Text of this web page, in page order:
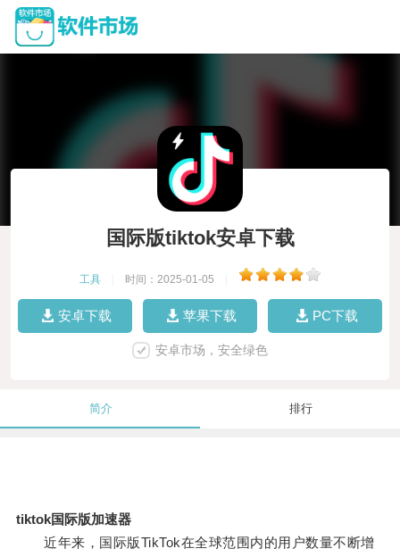
国际版tiktok安卓下载
工具 时间：2025-01-05
安卓下载 苹果下载 PC下载
安卓市场，安全绿色
简介 排行
tiktok国际版加速器
近年来，国际版TikTok在全球范围内的用户数量不断增